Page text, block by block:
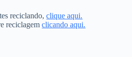
reciclando,clique aqui.
reciclagemclicando aqui.